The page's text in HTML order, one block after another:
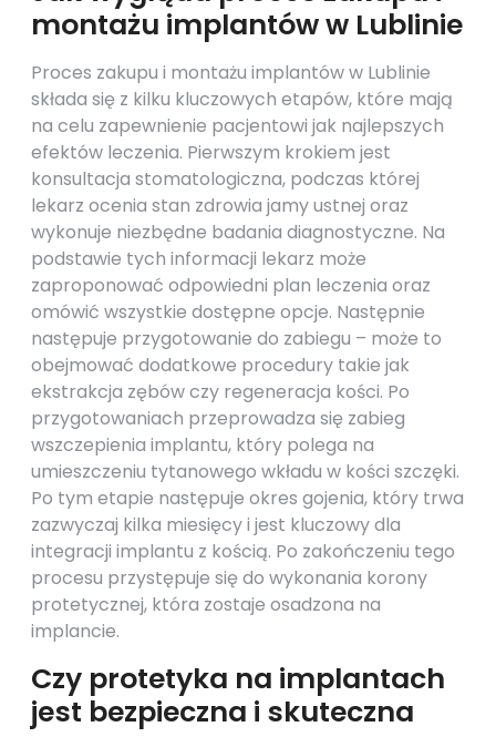
montażu implantów w Lublinie
Proces zakupu i montażu implantów w Lublinie
składa się z kilku kluczowych etapów, które mają
na celu zapewnienie pacjentowi jak najlepszych
efektów leczenia. Pierwszym krokiem jest
konsultacja stomatologiczna, podczas której
lekarz ocenia stan zdrowia jamy ustnej oraz
wykonuje niezbędne badania diagnostyczne. Na
podstawie tych informacji lekarz może
zaproponować odpowiedni plan leczenia oraz
omówić wszystkie dostępne opcje. Następnie
następuje przygotowanie do zabiegu – może to
obejmować dodatkowe procedury takie jak
ekstrakcja zębów czy regeneracja kości. Po
przygotowaniach przeprowadza się zabieg
wszczepienia implantu, który polega na
umieszczeniu tytanowego wkładu w kości szczęki.
Po tym etapie następuje okres gojenia, który trwa
zazwyczaj kilka miesięcy i jest kluczowy dla
integracji implantu z kością. Po zakończeniu tego
procesu przystępuje się do wykonania korony
protetycznej, która zostaje osadzona na
implancie.
Czy protetyka na implantach
jest bezpieczna i skuteczna